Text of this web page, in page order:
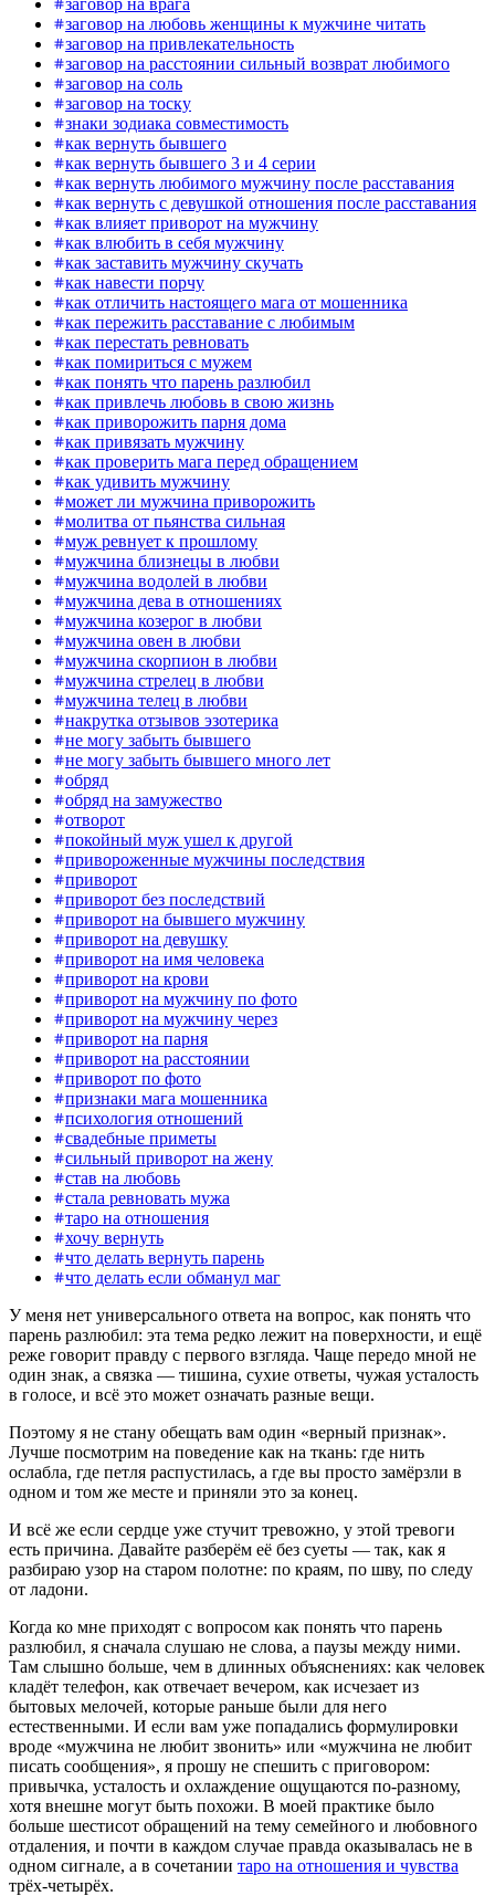
заговор на любовь женщины к мужчине читать
заговор на привлекательность
заговор на расстоянии сильный возврат любимого
заговор на соль
заговор на тоску
знаки зодиака совместимость
как вернуть бывшего
как вернуть бывшего 3 и 4 серии
как вернуть любимого мужчину после расставания
как вернуть с девушкой отношения после расставания
как влияет приворот на мужчину
как влюбить в себя мужчину
как заставить мужчину скучать
как навести порчу
как отличить настоящего мага от мошенника
как пережить расставание с любимым
как перестать ревновать
как помириться с мужем
как понять что парень разлюбил
как привлечь любовь в свою жизнь
как приворожить парня дома
как привязать мужчину
как проверить мага перед обращением
как удивить мужчину
может ли мужчина приворожить
молитва от пьянства сильная
муж ревнует к прошлому
мужчина близнецы в любви
мужчина водолей в любви
мужчина дева в отношениях
мужчина козерог в любви
мужчина овен в любви
мужчина скорпион в любви
мужчина стрелец в любви
мужчина телец в любви
накрутка отзывов эзотерика
не могу забыть бывшего
не могу забыть бывшего много лет
обряд
обряд на замужество
отворот
покойный муж ушел к другой
привороженные мужчины последствия
приворот
приворот без последствий
приворот на бывшего мужчину
приворот на девушку
приворот на имя человека
приворот на крови
приворот на мужчину по фото
приворот на мужчину через
приворот на парня
приворот на расстоянии
приворот по фото
признаки мага мошенника
психология отношений
свадебные приметы
сильный приворот на жену
став на любовь
стала ревновать мужа
таро на отношения
хочу вернуть
что делать вернуть парень
что делать если обманул маг
У меня нет универсального ответа на вопрос, как понять что
парень разлюбил: эта тема редко лежит на поверхности, и ещё
реже говорит правду с первого взгляда. Чаще передо мной не
один знак, а связка — тишина, сухие ответы, чужая усталость
в голосе, и всё это может означать разные вещи.
Поэтому я не стану обещать вам один «верный признак».
Лучше посмотрим на поведение как на ткань: где нить
ослабла, где петля распустилась, а где вы просто замёрзли в
одном и том же месте и приняли это за конец.
И всё же если сердце уже стучит тревожно, у этой тревоги
есть причина. Давайте разберём её без суеты — так, как я
разбираю узор на старом полотне: по краям, по шву, по следу
от ладони.
Когда ко мне приходят с вопросом как понять что парень
разлюбил, я сначала слушаю не слова, а паузы между ними.
Там слышно больше, чем в длинных объяснениях: как человек
кладёт телефон, как отвечает вечером, как исчезает из
бытовых мелочей, которые раньше были для него
естественными. И если вам уже попадались формулировки
вроде «мужчина не любит звонить» или «мужчина не любит
писать сообщения», я прошу не спешить с приговором:
привычка, усталость и охлаждение ощущаются по-разному,
хотя внешне могут быть похожи. В моей практике было
больше шестисот обращений на тему семейного и любовного
отдаления, и почти в каждом случае правда оказывалась не в
одном сигнале, а в сочетании таро на отношения и чувства
трёх-четырёх.